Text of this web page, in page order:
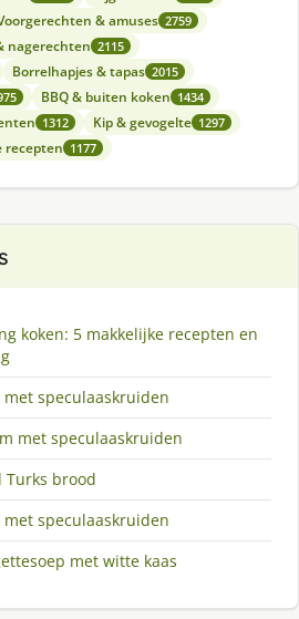
& amuses 2759
nagerechten 2115
Borrelhapjes & tapas 2015
BBQ & buiten koken 1434
1312 Kip & gevogelte 1297
recepten 1177
koken: 5 makkelijke recepten en
speculaaskruiden
met speculaaskruiden
Turks brood
speculaaskruiden
met witte kaas